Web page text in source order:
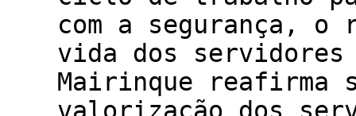
com a segurança,
vida dos
Mairinque reafirma